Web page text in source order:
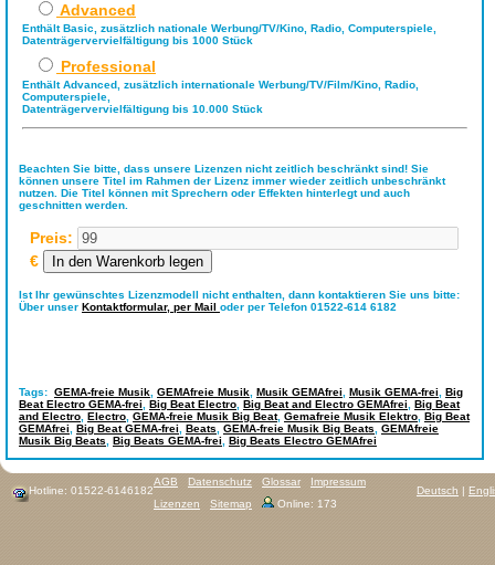
Advanced
Enthält Basic, zusätzlich nationale Werbung/TV/Kino, Radio, Computerspiele,
Datenträgervervielfältigung bis 1000 Stück
Professional
Enthält Advanced, zusätzlich internationale Werbung/TV/Film/Kino, Radio,
Computerspiele,
Datenträgervervielfältigung bis 10.000 Stück
Beachten Sie bitte, dass unsere Lizenzen nicht zeitlich beschränkt sind! Sie
können unsere Titel im Rahmen der Lizenz immer wieder zeitlich unbeschränkt
nutzen. Die Titel können mit Sprechern oder Effekten hinterlegt und auch
geschnitten werden.
Preis:
€
Ist Ihr gewünschtes Lizenzmodell nicht enthalten, dann kontaktieren Sie uns bitte:
Über unser Kontaktformular, per Mail oder per Telefon 01522-614 6182
Tags: GEMA-freie Musik GEMAfreie Musik Musik GEMAfrei Musik GEMA-frei
Big
Beat Electro GEMA-frei
Big Beat Electro Big Beat and Electro GEMAfrei
Big Beat
and Electro Electro GEMA-freie Musik Big Beat, Gemafreie Musik Elektro Big Beat
GEMAfrei
Big Beat GEMA-frei Beats GEMA-freie Musik Big Beats
GEMAfreie
Musik Big Beats
Big Beats GEMA-frei Big Beats Electro GEMAfrei
Hotline: 01522-6146182 Deutsch |
AGB Datenschutz Glossar
Impressum
Lizenzen
Sitemap Online: 173